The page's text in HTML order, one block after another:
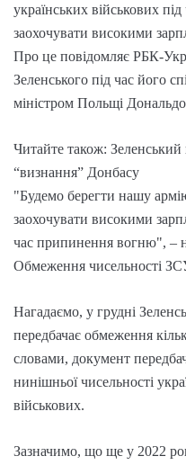
українських військових
заохочувати високими
Про це повідомляє РБК-
Зеленського під час його
міністром Польщі
Читайте також:
“визнання” Донбасу
"Будемо берегти нашу
заохочувати високими
час припинення вогню", –
Обмеження чисельності
Нагадаємо, у грудні
передбачає обмеження
словами, документ
нинішньої чисельності
військових.
Зазначимо, що ще у 2022